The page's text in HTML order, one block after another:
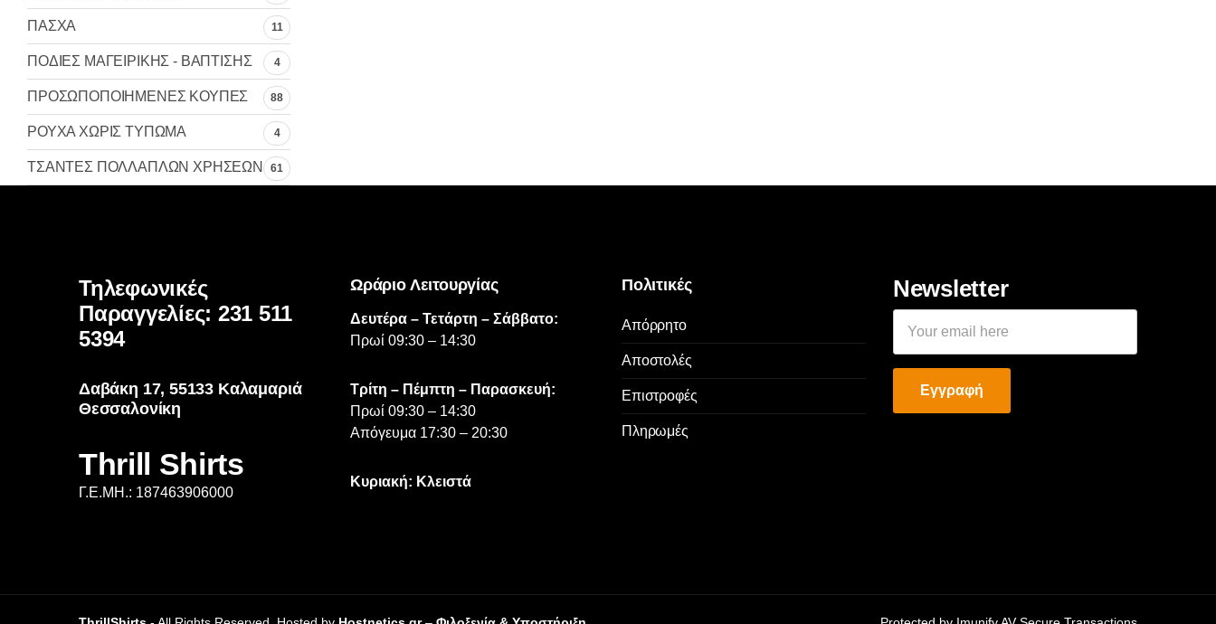
ΠΑΣΧΑ 11
ΠΟΔΙΕΣ ΜΑΓΕΙΡΙΚΗΣ - ΒΑΠΤΙΣΗΣ 4
ΠΡΟΣΩΠΟΠΟΙΗΜΕΝΕΣ ΚΟΥΠΕΣ 88
ΡΟΥΧΑ ΧΩΡΙΣ ΤΥΠΩΜΑ 4
ΤΣΑΝΤΕΣ ΠΟΛΛΑΠΛΩΝ ΧΡΗΣΕΩΝ 61
Τηλεφωνικές
Παραγγελίες: 231 511
5394
Δαβάκη 17, 55133 Καλαμαριά
Θεσσαλονίκη
Thrill Shirts
Γ.Ε.ΜΗ.: 187463906000
Ωράριο Λειτουργίας
Δευτέρα – Τετάρτη – Σάββατο:
Πρωί 09:30 – 14:30
Τρίτη – Πέμπτη – Παρασκευή:
Πρωί 09:30 – 14:30
Απόγευμα 17:30 – 20:30
Κυριακή: Κλειστά
Πολιτικές
Απόρρητο
Αποστολές
Επιστροφές
Πληρωμές
Newsletter